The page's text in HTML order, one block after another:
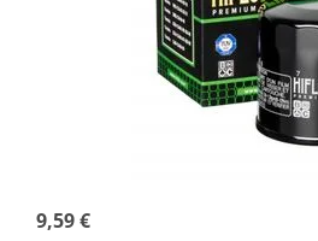
9,59 €